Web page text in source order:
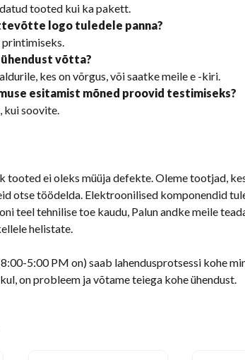
tooted kui ka pakett.
logo tuledele panna?
printimiseks.
ühendust võtta?
kes on võrgus, või saatke meile e -kiri.
esitamist mõned proovid testimiseks?
kui soovite.
tooted ei oleks müüja defekte. Oleme tootjad,
otse töödelda. Elektroonilised komponendid
teel tehnilise toe kaudu, Palun andke meile
helistate.
5:00 PM on) saab lahendusprotsessi kohe
on probleem ja võtame teiega kohe ühendust.